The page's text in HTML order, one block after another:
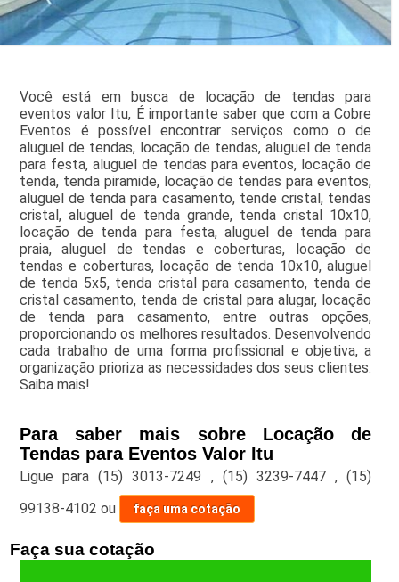
Você está em busca de locação de tendas para
eventos valor Itu, É importante saber que com a Cobre
Eventos é possível encontrar serviços como o de
aluguel de tendas, locação de tendas, aluguel de tenda
para festa, aluguel de tendas para eventos, locação de
tenda, tenda piramide, locação de tendas para eventos,
aluguel de tenda para casamento, tende cristal, tendas
cristal, aluguel de tenda grande, tenda cristal 10x10,
locação de tenda para festa, aluguel de tenda para
praia, aluguel de tendas e coberturas, locação de
tendas e coberturas, locação de tenda 10x10, aluguel
de tenda 5x5, tenda cristal para casamento, tenda de
cristal casamento, tenda de cristal para alugar, locação
de tenda para casamento, entre outras opções,
proporcionando os melhores resultados. Desenvolvendo
cada trabalho de uma forma profissional e objetiva, a
organização prioriza as necessidades dos seus clientes.
Saiba mais!
Para saber mais sobre Locação de
Tendas para Eventos Valor Itu
Ligue para(15) 3013-7249 , (15) 3239-7447 ,(15)
99138-4102 ou faça uma cotação
Faça sua cotação